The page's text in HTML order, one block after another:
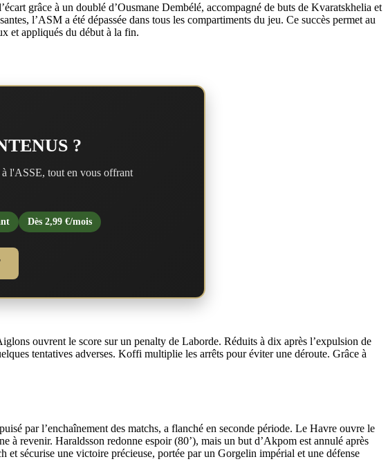
grâce à un doublé d’Ousmane Dembélé, accompagné de buts de Kvaratskhelia et
l’ASM a été dépassée dans tous les compartiments du jeu. Ce succès permet au
et appliqués du début à la fin.
?
à l'ASSE, tout en vous offrant
Dès 2,99 €/mois
ouvrent le score sur un penalty de Laborde. Réduits à dix après l’expulsion de
tentatives adverses. Koffi multiplie les arrêts pour éviter une déroute. Grâce à
par l’enchaînement des matchs, a flanché en seconde période. Le Havre ouvre le
à revenir. Haraldsson redonne espoir (80’), mais un but d’Akpom est annulé après
sécurise une victoire précieuse, portée par un Gorgelin impérial et une défense